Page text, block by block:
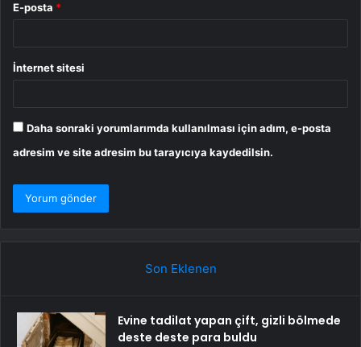
E-posta *
İnternet sitesi
Daha sonraki yorumlarımda kullanılması için adım, e-posta
adresim ve site adresim bu tarayıcıya kaydedilsin.
Son Eklenen
Evine tadilat yapan çift, gizli bölmede
deste deste para buldu